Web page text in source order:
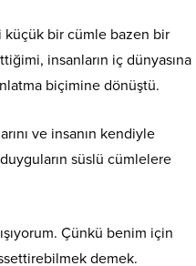
küçük bir cümle bazen bir
insanların iç dünyasına
biçimine dönüştü.
ve insanın kendiyle
süslü cümlelere
Çünkü benim için
demek.